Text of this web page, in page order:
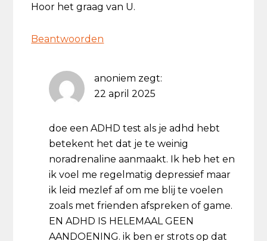
Hoor het graag van U.
Beantwoorden
anoniem zegt:
22 april 2025
doe een ADHD test als je adhd hebt
betekent het dat je te weinig
noradrenaline aanmaakt. Ik heb het en
ik voel me regelmatig depressief maar
ik leid mezlef af om me blij te voelen
zoals met frienden afspreken of game.
EN ADHD IS HELEMAAL GEEN
AANDOENING. ik ben er strots op dat